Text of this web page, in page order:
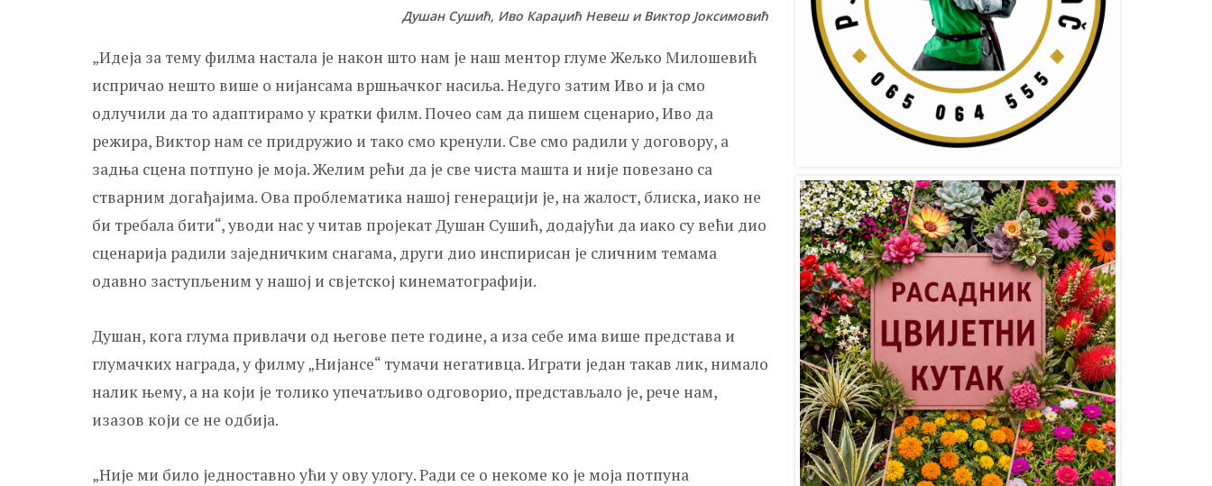
Душан Сушић, Иво Караџић Невеш и Виктор Јоксимовић
„Идеја за тему филма настала је након што нам је наш ментор глуме Жељко Милошевић
испричао нешто више о нијансама вршњачког насиља. Недуго затим Иво и ја смо
одлучили да то адаптирамо у кратки филм. Почео сам да пишем сценарио, Иво да
режира, Виктор нам се придружио и тако смо кренули. Све смо радили у договору, а
задња сцена потпуно је моја. Желим рећи да је све чиста машта и није повезано са
стварним догађајима. Ова проблематика нашој генерацији је, на жалост, блиска, иако не
би требала бити“, уводи нас у читав пројекат Душан Сушић, додајући да иако су већи дио
сценарија радили заједничким снагама, други дио инспирисан је сличним темама
одавно заступљеним у нашој и свјетској кинематографији.
Душан, кога глума привлачи од његове пете године, а иза себе има више представа и
глумачких награда, у филму „Нијансе“ тумачи негативца. Играти један такав лик, нимало
налик њему, а на који је толико упечатљиво одговорио, представљало је, рече нам,
изазов који се не одбија.
„Није ми било једноставно ући у ову улогу. Ради се о некоме ко је моја потпуна